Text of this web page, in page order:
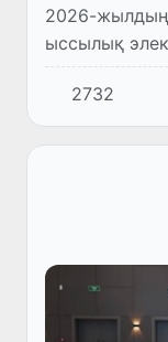
2026-жылдың
ыссылық
ыссылық
жәми 10,8
ислеп
2732